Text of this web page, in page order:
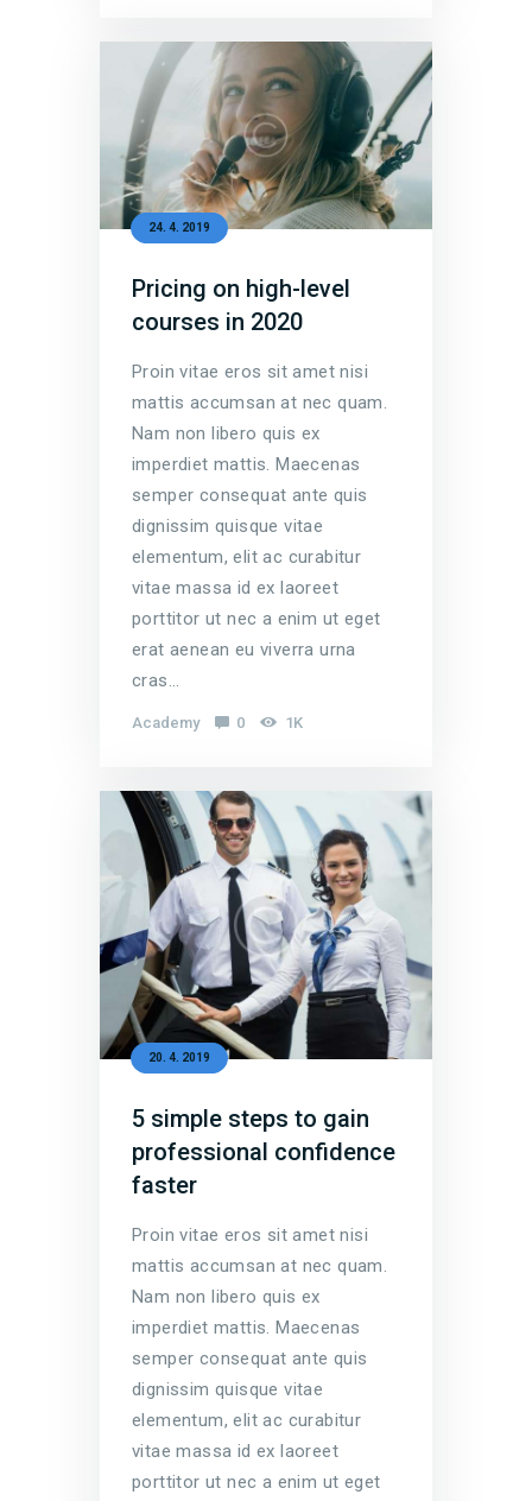
24. 4. 2019
Pricing on high-level
courses in 2020
Proin vitae eros sit amet nisi
mattis accumsan at nec quam.
Nam non libero quis ex
imperdiet mattis. Maecenas
semper consequat ante quis
dignissim quisque vitae
elementum, elit ac curabitur
vitae massa id ex laoreet
porttitor ut nec a enim ut eget
erat aenean eu viverra urna
cras…
Academy 0 1K
20. 4. 2019
5 simple steps to gain
professional confidence
faster
Proin vitae eros sit amet nisi
mattis accumsan at nec quam.
Nam non libero quis ex
imperdiet mattis. Maecenas
semper consequat ante quis
dignissim quisque vitae
elementum, elit ac curabitur
vitae massa id ex laoreet
porttitor ut nec a enim ut eget